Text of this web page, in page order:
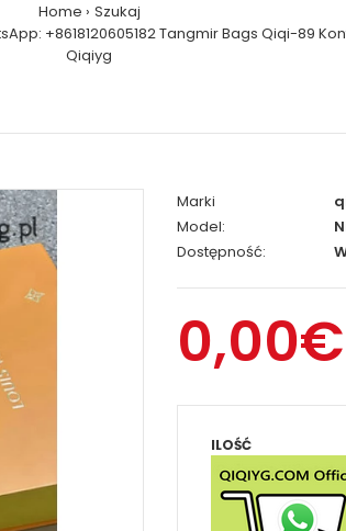
Home
Szukaj
+8618120605182 Tangmir Bags Qiqi-89
Qiqiyg
Marki
Model:
Dostępność:
0,00€
ILOŚĆ